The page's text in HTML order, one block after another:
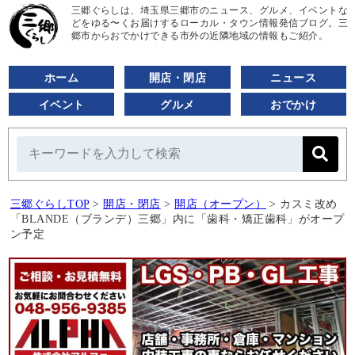
三郷ぐらしは、埼玉県三郷市のニュース、グルメ、イベントな
どをゆる〜くお届けするローカル・タウン情報発信ブログ。三
郷市からおでかけできる市外の近隣地域の情報もご紹介。
ホーム 開店・閉店 ニュース
イベント グルメ おでかけ
三郷ぐらしTOP > 開店・閉店 > 開店（オープン） > カスミ改め
「BLANDE（ブランデ）三郷」内に「歯科・矯正歯科」がオープ
ン予定